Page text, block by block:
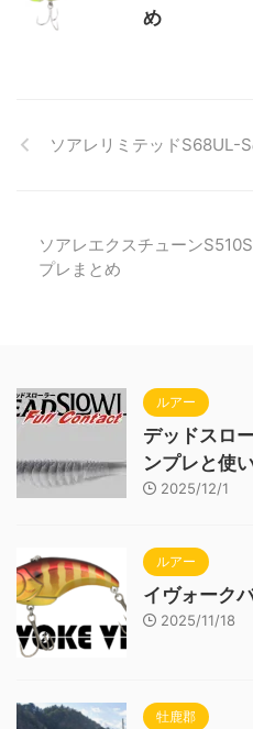
め
ソアレリミテッドS68UL-
ソアレエクスチューン
プレまとめ
ルアー
デッドスロ
ンプレと使
2025/12/1
ルアー
イヴォーク
2025/11/18
牡鹿郡